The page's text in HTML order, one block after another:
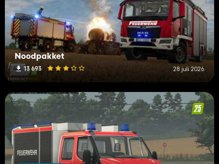
Noodpakket
13 693 28 juli 2026